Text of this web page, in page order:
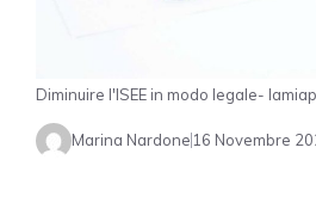
Diminuire l'ISEE in modo legale-
Marina Nardone 16 Novembre